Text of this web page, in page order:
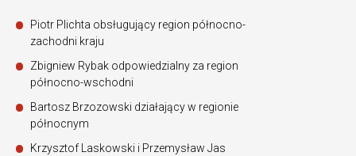
Piotr Plichta obsługujący region północno-
zachodni kraju
Zbigniew Rybak odpowiedzialny za region
północno-wschodni
Bartosz Brzozowski działający w regionie
północnym
Krzysztof Laskowski i Przemysław Jas